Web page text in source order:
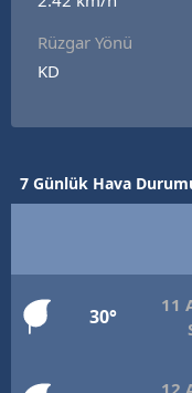
Rüzgar Yönü
KD
7 Günlük Hava
30°
11
12